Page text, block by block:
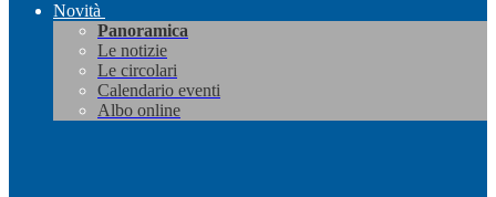
Novità
Panoramica
Le notizie
Le circolari
Calendario eventi
Albo online